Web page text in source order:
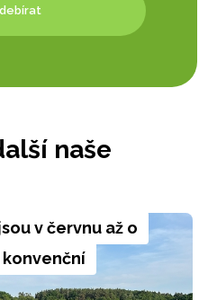
naše
v červnu až o
konvenční